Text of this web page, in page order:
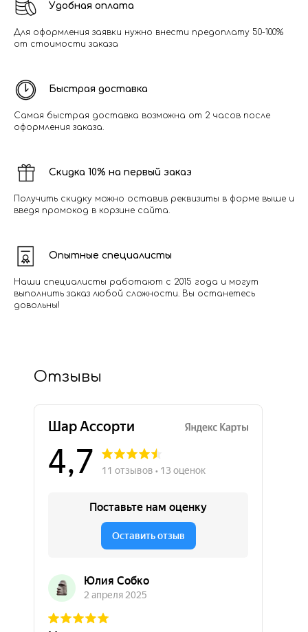
Удобная оплата
Для оформления заявки нужно внести предоплату 50-100%
от стоимости заказа
Быстрая доставка
Самая быстрая доставка возможна от 2 часов после
оформления заказа.
Скидка 10% на первый заказ
Получить скидку можно оставив реквизиты в форме выше и
введя промокод в корзине сайта.
Опытные специалисты
Наши специалисты работают с 2015 года и могут
выполнить заказ любой сложности. Вы останетесь
довольны!
Отзывы